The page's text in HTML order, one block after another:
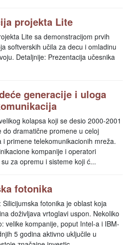
projekta Lite
Lite sa demonstracijom prvih
softverskih učila za decu i omladinu
Detaljnije: Prezentacija učesnika
generacije i uloga
kolapsa koji se desio 2000-2001
do dramatične promene u celoj
i primene telekomunikacionih mreža.
kompanije i operatori
za opremu i sisteme koji ć...
fotonika
Silicijumska fotonika je oblast koja
doživljava vrtoglavi uspon. Nekoliko
velike kompanije, poput Intel-a i IBM-
5 godina aktivno uključile u